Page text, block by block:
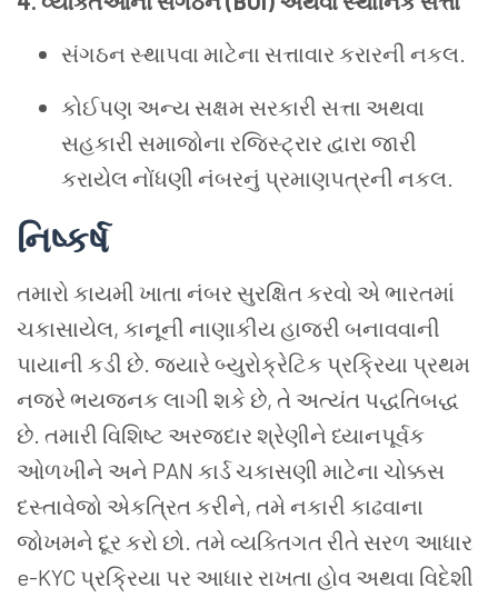
સંગઠન સ્થાપવા માટેના સત્તાવાર કરારની નકલ.
કોઈપણ અન્ય સક્ષમ સરકારી સત્તા અથવા
સહકારી સમાજોના રજિસ્ટ્રાર દ્વારા જારી
કરાયેલ નોંધણી નંબરનું પ્રમાણપત્રની નકલ.
નિષ્કર્ષ
તમારો કાયમી ખાતા નંબર સુરક્ષિત કરવો એ ભારતમાં
ચકાસાયેલ, કાનૂની નાણાકીય હાજરી બનાવવાની
પાયાની કડી છે. જ્યારે બ્યુરોક્રેટિક પ્રક્રિયા પ્રથમ
નજરે ભયજનક લાગી શકે છે, તે અત્યંત પદ્ધતિબદ્ધ
છે. તમારી વિશિષ્ટ અરજદાર શ્રેણીને ધ્યાનપૂર્વક
ઓળખીને અને PAN કાર્ડ ચકાસણી માટેના ચોક્કસ
દસ્તાવેજો એકત્રિત કરીને, તમે નકારી કાઢવાના
જોખમને દૂર કરો છો. તમે વ્યક્તિગત રીતે સરળ આધાર
e-KYC પ્રક્રિયા પર આધાર રાખતા હોવ અથવા વિદેશી